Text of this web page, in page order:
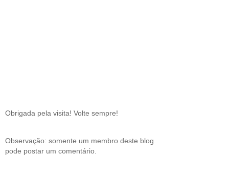
Obrigada pela visita! Volte sempre!
Observação: somente um membro deste blog
pode postar um comentário.